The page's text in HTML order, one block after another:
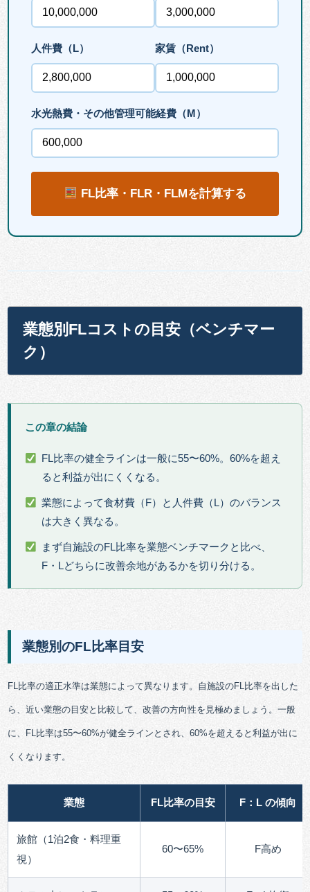
人件費（L） 家賃（Rent）
水光熱費・その他管理可能経費（M）
FL比率・FLR・FLMを計算する
業態別FLコストの目安（ベンチマー
ク）
この章の結論
FL比率の健全ラインは一般に55〜60%。60%を超え
ると利益が出にくくなる。
業態によって食材費（F）と人件費（L）のバランス
は大きく異なる。
まず自施設のFL比率を業態ベンチマークと比べ、
F・Lどちらに改善余地があるかを切り分ける。
業態別のFL比率目安
FL比率の適正水準は業態によって異なります。自施設のFL比率を出した
ら、近い業態の目安と比較して、改善の方向性を見極めましょう。一般
に、FL比率は55〜60%が健全ラインとされ、60%を超えると利益が出に
くくなります。
業態 FL比率の目安 F：L の傾向
旅館（1泊2食・料理重
視）
60〜65% F高め